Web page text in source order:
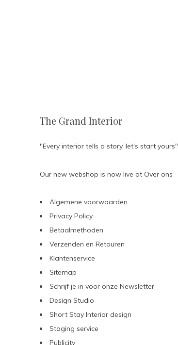
The Grand Interior
"Every interior tells a story, let's start yours"
Our new webshop is now live at Over ons
Algemene voorwaarden
Privacy Policy
Betaalmethoden
Verzenden en Retouren
Klantenservice
Sitemap
Schrijf je in voor onze Newsletter
Design Studio
Short Stay Interior design
Staging service
Publicity